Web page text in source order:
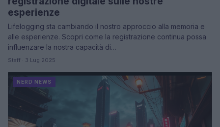
esperienze
Lifelogging sta cambiando il nostro approccio alla memoria e
alle esperienze. Scopri come la registrazione continua possa
influenzare la nostra capacità di…
Staff · 3 Lug 2025
NERD NEWS